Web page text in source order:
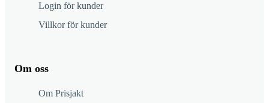
Login för kunder
Villkor för kunder
Om oss
Om Prisjakt